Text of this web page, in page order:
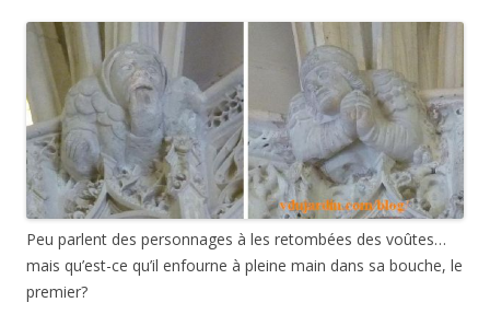
Peu parlent des personnages à les retombées des voûtes…
mais qu’est-ce qu’il enfourne à pleine main dans sa bouche, le
premier?